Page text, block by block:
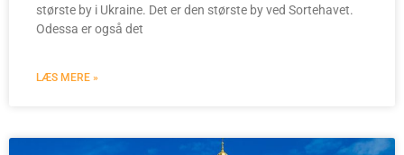
største by i Ukraine. Det er den største by ved Sortehavet.
Odessa er også det
LÆS MERE »